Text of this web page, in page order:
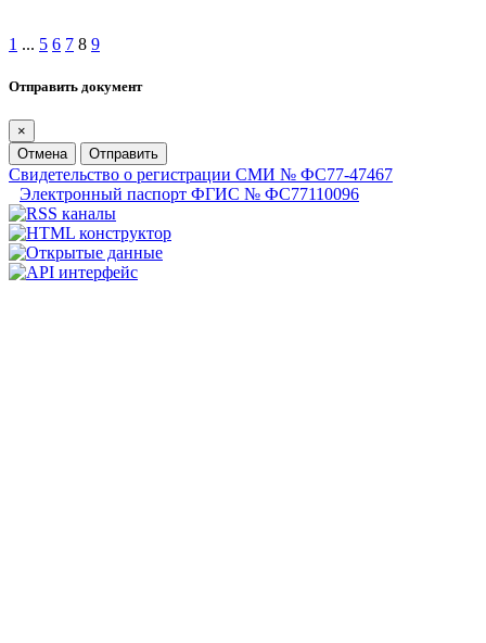
1 ... 5 6 7 8 9
Отправить документ
×
Отмена
Отправить
Свидетельство о регистрации СМИ № ФС77-47467
Электронный паспорт ФГИС № ФС77110096